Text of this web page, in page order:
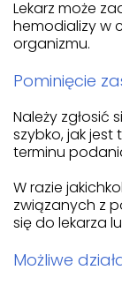
Lekarz może
hemodializy w
organizmu.
Pominięcie
Należy
szybko, jak
terminu
W razie
związanych z
się do lekarza
Możliwe